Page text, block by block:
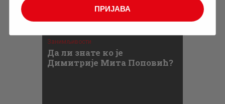
Занимљивости
Да ли знате ко је
Димитрије Мита Поповић?
ПРИЈАВА